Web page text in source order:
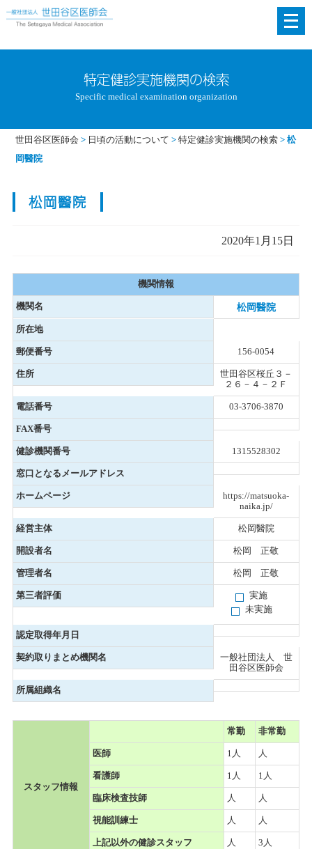
メ
ニ
く
特定健診実施機関の検索
Specific medical examination organization
世田谷区医師会 > 日頃の活動について >特定健診実施機関の検索 >松
岡醫院
松岡醫院
2020年1月15日
機関情報
機関名 松岡醫院
所在地
郵便番号 156-0054
住所
世田谷区桜丘３－
２６－４－２Ｆ
電話番号 03-3706-3870
FAX番号
健診機関番号 1315528302
窓口となるメールアドレス
ホームページ
https://matsuoka-
naika.jp/
経営主体 松岡醫院
開設者名 松岡 正敬
管理者名 松岡 正敬
第三者評価
実施
未実施
認定取得年月日
契約取りまとめ機関名
一般社団法人 世
田谷区医師会
所属組織名
スタッフ情報
常勤 非常勤
医師 1人 人
看護師 1人 1人
臨床検査技師 人 人
視能訓練士 人 人
上記以外の健診スタッフ 人 3人